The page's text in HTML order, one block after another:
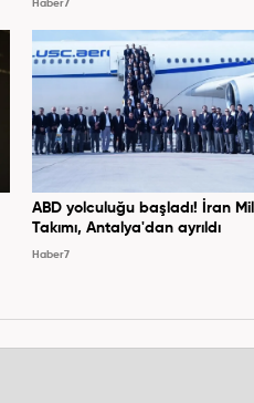
Haber7
ABD yolculuğu başladı! İran
Takımı, Antalya'dan ayrıldı
Haber7